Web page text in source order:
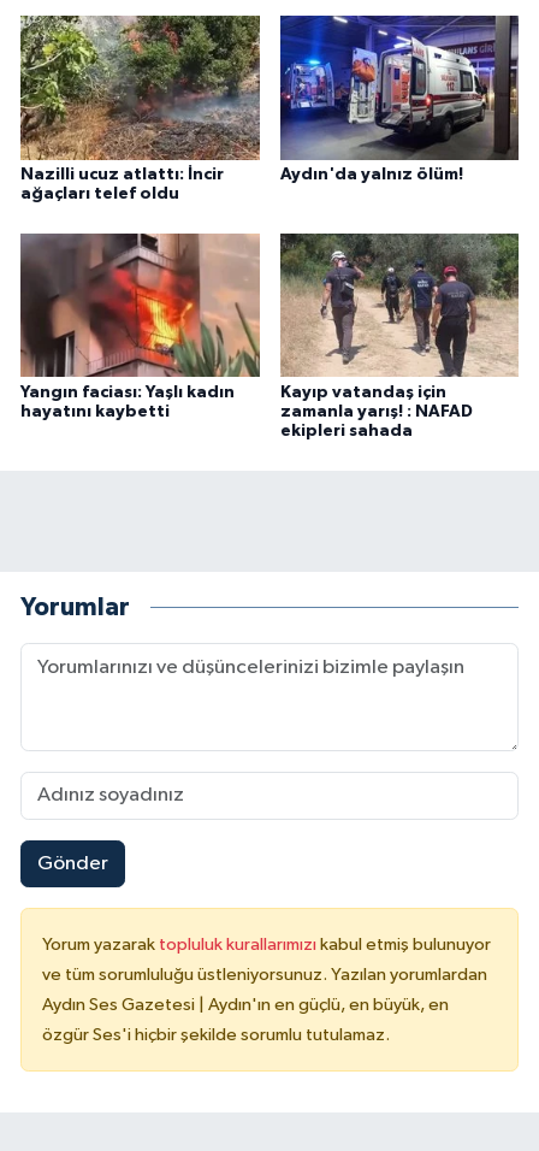
Nazilli ucuz atlattı: İncir
ağaçları telef oldu
Aydın'da yalnız ölüm!
Yangın faciası: Yaşlı kadın
hayatını kaybetti
Kayıp vatandaş için
zamanla yarış! : NAFAD
ekipleri sahada
Yorumlar
Gönder
Yorum yazarak topluluk kurallarımızı kabul etmiş bulunuyor
ve tüm sorumluluğu üstleniyorsunuz. Yazılan yorumlardan
Aydın Ses Gazetesi | Aydın'ın en güçlü, en büyük, en
özgür Ses'i hiçbir şekilde sorumlu tutulamaz.